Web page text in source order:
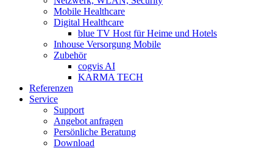
Mobile Healthcare
Digital Healthcare
blue TV Host für Heime und Hotels
Inhouse Versorgung Mobile
Zubehör
cogvis AI
KARMA TECH
Referenzen
Service
Support
Angebot anfragen
Persönliche Beratung
Download